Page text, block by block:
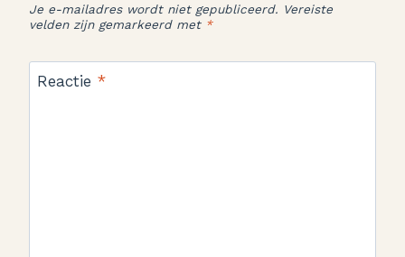
Je e-mailadres wordt niet gepubliceerd. Vereiste
velden zijn gemarkeerd met *
Reactie *